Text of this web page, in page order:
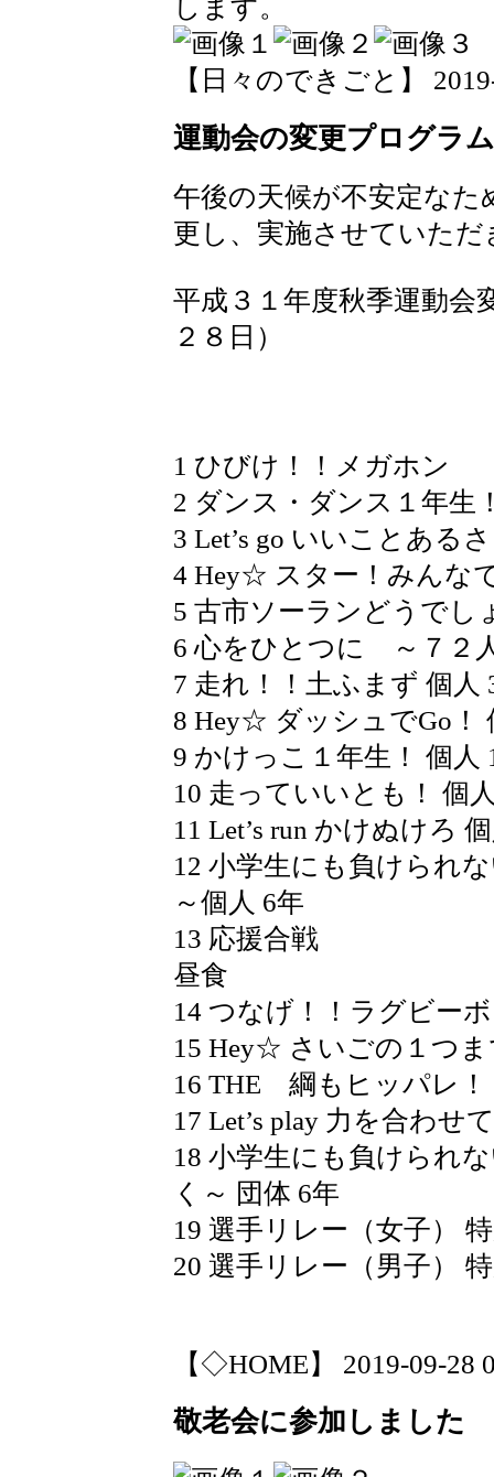
します。
【日々のできごと】
運動会の変更プログラム
午後の天候が不安定な
更し、実施させていただ
平成３１年度秋季運動会
２８日）
1 ひびけ！！メガ
2 ダンス・ダンス１年
3 Let’s go いいことある
4 Hey☆ スター！みんな
5 古市ソーランどうでし
6 心をひとつに ～７２
7 走れ！！土ふまず 個人
8 Hey☆ ダッシュでGo！
9 かけっこ１年生！ 個人
10 走っていいとも！ 個
11 Let’s run かけぬけろ
12 小学生にも負けられ
～個人 6年
13 応援合戦
昼食
14 つなげ！！ラグビー
15 Hey☆ さいごの１つま
16 THE 綱もヒッパレ！
17 Let’s play 力を合わせ
18 小学生にも負けられ
く～ 団体 6年
19 選手リレー（女子）
20 選手リレー（男子）
【◇HOME】 2019-09-28
敬老会に参加しました